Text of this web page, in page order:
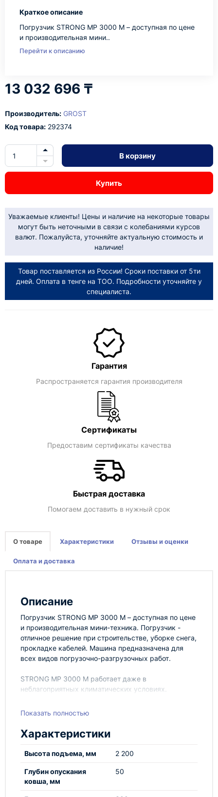
Краткое описание
Погрузчик STRONG MP 3000 М – доступная по цене
и производительная мини..
Перейти к описанию
13 032 696 ₸
Производитель: GROST
Код товара: 292374
В корзину
Купить
Уважаемые клиенты! Цены и наличие на некоторые товары
могут быть неточными в связи с колебаниями курсов
валют. Пожалуйста, уточняйте актуальную стоимость и
наличие!
Товар поставляется из России! Сроки поставки от 5ти
дней. Оплата в тенге на ТОО. Подробности уточняйте у
специалиста.
Гарантия
Распространяется гарантия производителя
Сертификаты
Предоставим сертификаты качества
Быстрая доставка
Помогаем доставить в нужный срок
О товаре Характеристики Отзывы и оценки
Оплата и доставка
Описание
Погрузчик STRONG MP 3000 М – доступная по цене
и производительная мини-техника. Погрузчик -
отличное решение при строительстве, уборке снега,
прокладке кабелей. Машина предназначена для
всех видов погрузочно-разгрузочных работ.
STRONG MP 3000 М работает даже в
неблагоприятных климатических условиях.
Дополнительное навесное оборудование поможет
наличии имеются: снегоротор, гидромолот, щетка,
шнекоротор, вилы, экскаваторная стрела, ямобур,
грейферный ковш.
Показать полностью
Характеристики
Высота подъема, мм 2 200
Глубин опускания
ковша, мм
50